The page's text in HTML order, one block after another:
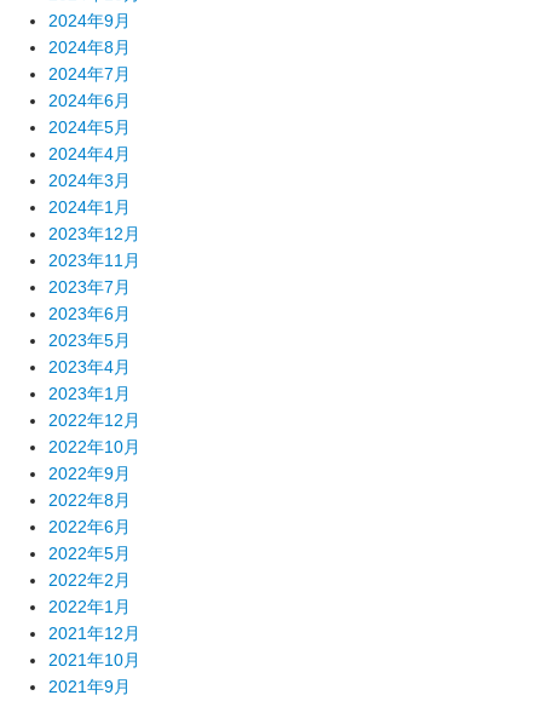
2024年9月
2024年8月
2024年7月
2024年6月
2024年5月
2024年4月
2024年3月
2024年1月
2023年12月
2023年11月
2023年7月
2023年6月
2023年5月
2023年4月
2023年1月
2022年12月
2022年10月
2022年9月
2022年8月
2022年6月
2022年5月
2022年2月
2022年1月
2021年12月
2021年10月
2021年9月